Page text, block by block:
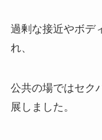
過剰な接近やボデ
れ、
公共の場ではセク
展しました。